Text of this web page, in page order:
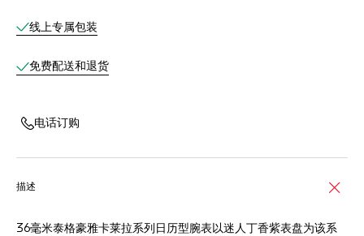
线上专属包装
免费配送和退货
电话订购
描述
36毫米泰格豪雅卡莱拉系列日历型腕表以迷人丁香紫表盘为该系